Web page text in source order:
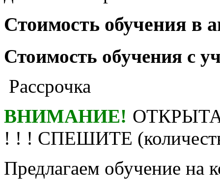
Стоимость обучения в
Стоимость обучения с
Рассрочка
ВНИМАНИЕ!
! ! ! СПЕШИТЕ
Предлагаем обучение